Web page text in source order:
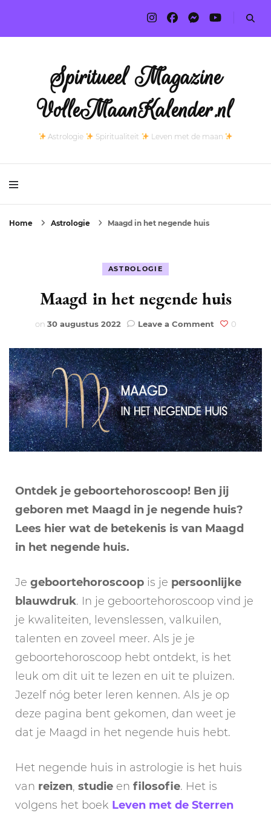
Spiritueel Magazine
VolleMaanKalender.nl
Astrologie Spiritualiteit Leven met de maan
Home Astrologie Maagd in het negende huis
ASTROLOGIE
Maagd in het negende huis
on 30 augustus 2022 Leave a Commenton
in
het
negende
huis
0
Ontdek je geboortehoroscoop! Ben jij
geboren met Maagd in je negende huis?
Lees hier wat de betekenis is van Maagd
in het negende huis.
Je geboortehoroscoop is je persoonlijke
blauwdruk. In je geboortehoroscoop vind je
je kwaliteiten, levenslessen, valkuilen,
talenten en zoveel meer. Als je je
geboortehoroscoop hebt ontdekt, is het
leuk om dit uit te lezen en uit te pluizen.
Jezelf nóg beter leren kennen. Als je op
deze pagina bent gekomen, dan weet je
dat je Maagd in het negende huis hebt.
Het negende huis in astrologie is het huis
van reizen, studie en filosofie. Het is
volgens het boek Leven met de Sterren